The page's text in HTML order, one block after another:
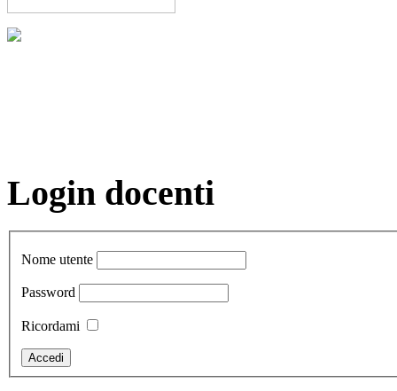
Login docenti
Nome utente
Password
Ricordami